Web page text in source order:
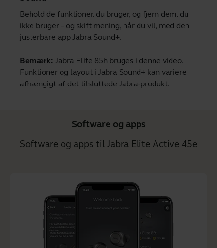
Behold de funktioner, du bruger, og fjern dem, du
ikke bruger – og skift mening, når du vil, med den
justerbare app Jabra Sound+.
Bemærk: Jabra Elite 85h bruges i denne video.
Funktioner og layout i Jabra Sound+ kan variere
afhængigt af det tilsluttede Jabra-produkt.
Software og apps
Software og apps til Jabra Elite Active 45e